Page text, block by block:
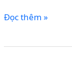
Lịch
Đọc thêm »